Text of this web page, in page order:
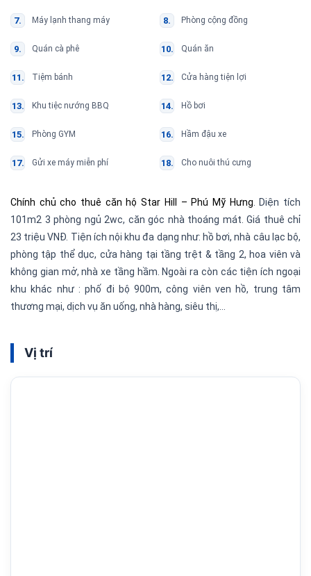
Máy lạnh thang máy Phòng cộng đồng
Quán cà phê Quán ăn
Tiệm bánh Cửa hàng tiện lợi
Khu tiệc nướng BBQ Hồ bơi
Phòng GYM Hầm đậu xe
Gửi xe máy miễn phí Cho nuôi thú cưng
Chính chủ cho thuê căn hộ Star Hill – Phú Mỹ Hưng. Diện tích
101m2 3 phòng ngủ 2wc, căn góc nhà thoáng mát. Giá thuê chỉ
23 triệu VNĐ. Tiện ích nội khu đa dạng như: hồ bơi, nhà câu lạc bộ,
phòng tập thể dục, cửa hàng tại tầng trệt & tầng 2, hoa viên và
không gian mở, nhà xe tầng hầm. Ngoài ra còn các tiện ích ngoại
khu khác như : phố đi bộ 900m, công viên ven hồ, trung tâm
thương mại, dịch vụ ăn uống, nhà hàng, siêu thị,…
Vị trí